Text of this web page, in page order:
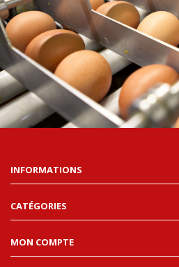
INFORMATIONS
CATÉGORIES
MON COMPTE